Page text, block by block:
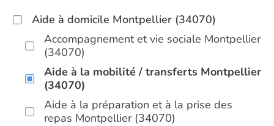
Aide à domicile Montpellier (34070)
Accompagnement et vie sociale Montpellier
(34070)
Aide à la mobilité / transferts Montpellier
(34070)
Aide à la préparation et à la prise des
repas Montpellier (34070)